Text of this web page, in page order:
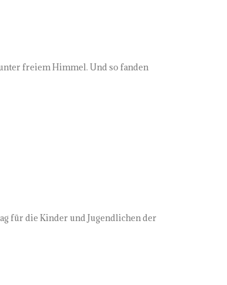
freiem Himmel. Und so fanden
für die Kinder und Jugendlichen der